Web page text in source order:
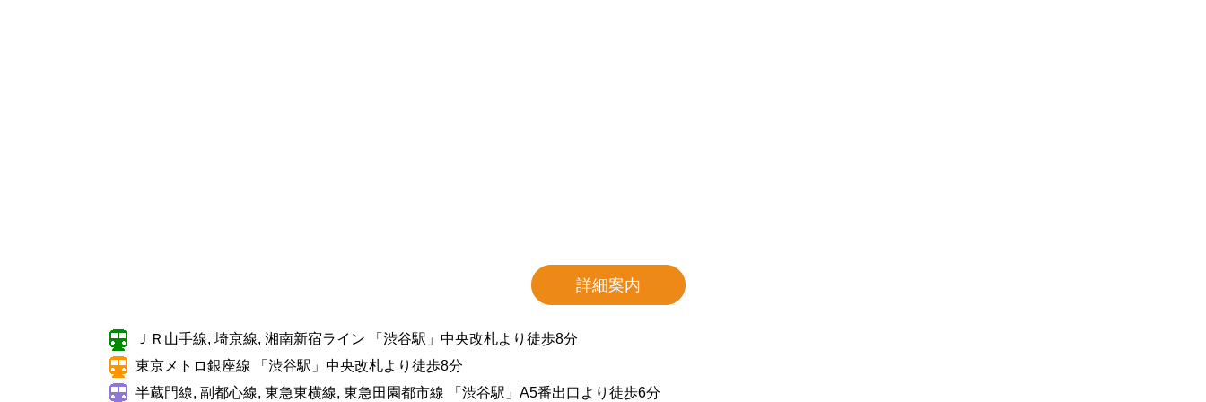
詳細案内
ＪＲ山手線, 埼京線, 湘南新宿ライン 「渋谷駅」中央改札より徒歩8分
東京メトロ銀座線 「渋谷駅」中央改札より徒歩8分
半蔵門線, 副都心線, 東急東横線, 東急田園都市線 「渋谷駅」A5番出口より徒歩6分